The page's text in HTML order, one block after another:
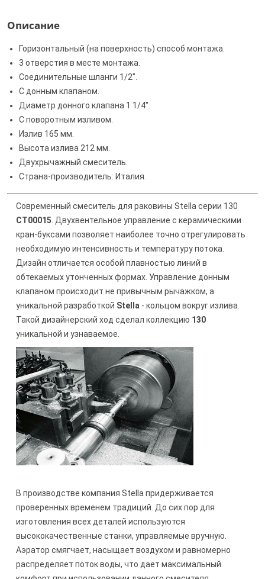
Описание
Горизонтальный (на поверхность) способ монтажа.
3 отверстия в месте монтажа.
Соединительные шланги 1/2".
С донным клапаном.
Диаметр донного клапана 1 1/4".
С поворотным изливом.
Излив 165 мм.
Высота излива 212 мм.
Двухрычажный смеситель.
Страна-производитель: Италия.
Современный смеситель для раковины Stella серии 130
CT00015 . Двухвентельное управление с керамическими
кран-буксами позволяет наиболее точно отрегулировать
необходимую интенсивность и температуру потока.
Дизайн отличается особой плавностью линий в
обтекаемых утонченных формах. Управление донным
клапаном происходит не привычным рычажком, а
уникальной разработкой Stella - кольцом вокруг излива.
Такой дизайнерский ход сделал коллекцию 130
уникальной и узнаваемое.
В производстве компания Stella придерживается
проверенных временем традиций. До сих пор для
изготовления всех деталей используются
высококачественные станки, управляемые вручную.
Аэратор смягчает, наcыщает воздухом и равномерно
распределяет поток воды, что дает максимальный